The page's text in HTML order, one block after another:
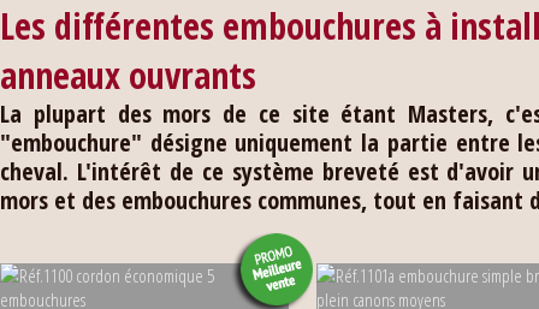
Les différentes embouchures à
anneaux ouvrants
La plupart des mors de ce site étant Masters,
"embouchure" désigne uniquement la partie entre
cheval. L'intérêt de ce système breveté est d'avoir
mors et des embouchures communes, tout en faisant